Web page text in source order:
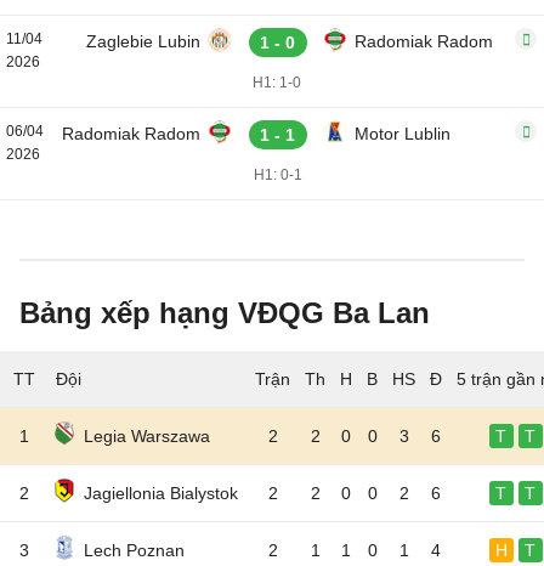
11/04
2026
Zaglebie Lubin 1 - 0 Radomiak Radom
H1: 1-0
06/04
2026
Radomiak Radom 1 - 1 Motor Lublin
H1: 0-1
Bảng xếp hạng VĐQG Ba Lan
TT Đội 5 trận gần
1 Legia Warszawa 2 2 0 0 3 6 T T
2 Jagiellonia Bialystok 2 2 0 0 2 6 T T
3 Lech Poznan 2 1 1 0 1 4 H T